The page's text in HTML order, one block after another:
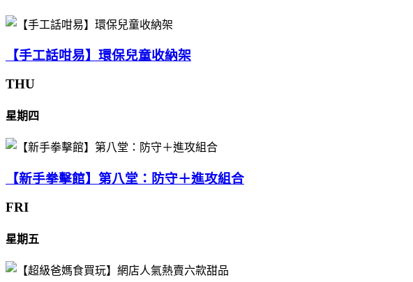
【手工話咁易】環保兒童收納架
THU
星期四
【新手拳擊館】第八堂：防守＋進攻組合
FRI
星期五